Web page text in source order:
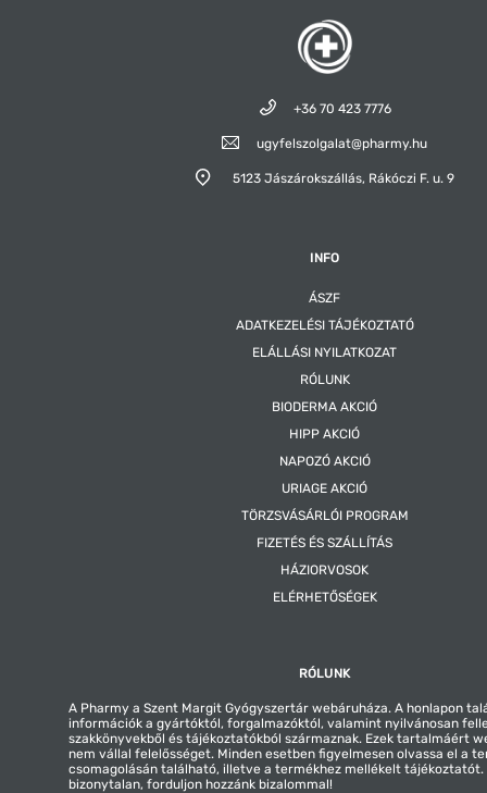
+36 70 423 7776
ugyfelszolgalat@pharmy.hu
5123 Jászárokszállás, Rákóczi F. u. 9
INFO
ÁSZF
ADATKEZELÉSI TÁJÉKOZTATÓ
ELÁLLÁSI NYILATKOZAT
RÓLUNK
BIODERMA AKCIÓ
HIPP AKCIÓ
NAPOZÓ AKCIÓ
URIAGE AKCIÓ
TÖRZSVÁSÁRLÓI PROGRAM
FIZETÉS ÉS SZÁLLÍTÁS
HÁZIORVOSOK
ELÉRHETŐSÉGEK
RÓLUNK
A Pharmy a Szent Margit Gyógyszertár webáruháza. A honlapon
információk a gyártóktól, forgalmazóktól, valamint nyilvánosan
szakkönyvekből és tájékoztatókból származnak. Ezek tartalmáért
nem vállal felelősséget. Minden esetben figyelmesen olvassa el a
csomagolásán található, illetve a termékhez mellékelt tájékoztatót.
bizonytalan, forduljon hozzánk bizalommal!